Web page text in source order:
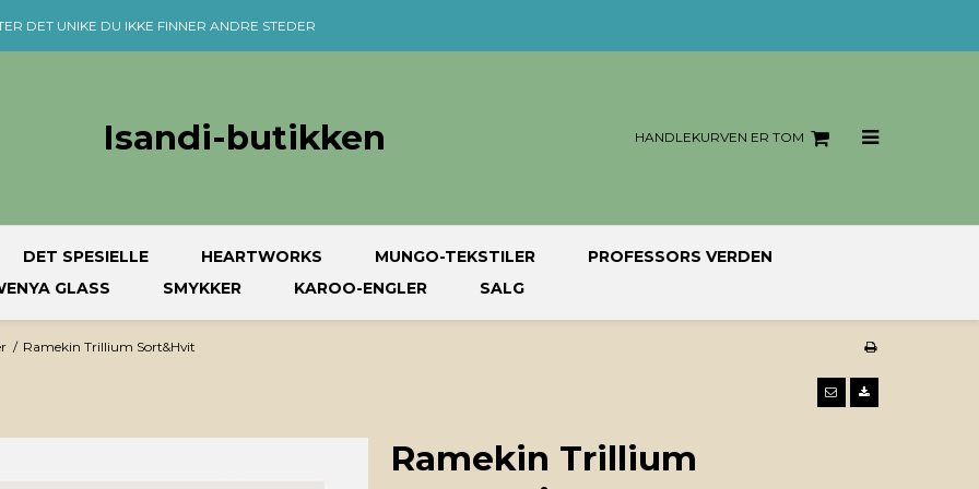
DET UNIKE DU IKKE FINNER ANDRE STEDER
Isandi-butikken HANDLEKURVEN ER TOM
DET SPESIELLE HEARTWORKS MUNGO-TEKSTILER
PROFESSORS VERDEN
GLASS
SMYKKER KAROO-ENGLER SALG
/ Ramekin Trillium Sort&Hvit
Ramekin Trillium